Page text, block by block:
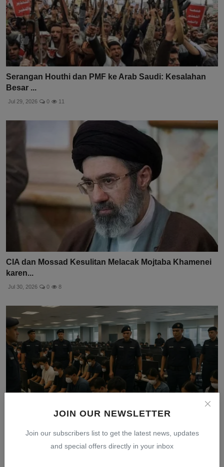
JOIN OUR NEWSLETTER
Join our subscribers list to get the latest news, updates
and special offers directly in your inbox
Serangan Houthi dan PMF ke Arab Saudi: Kesalahan
Besar ...
Jul 29, 2026 0 11
CIA dan Mossad Kesulitan Melacak Mojtaba Khamenei
karen...
Jul 30, 2026 0 8
Malaysia Bongkar Sindikat Online Scam, 335 Ditangkap